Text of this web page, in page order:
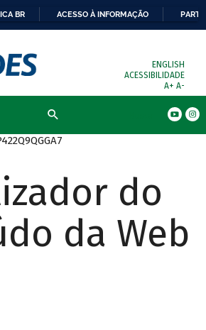
BR ACESSO À INFORMAÇÃO
ENGLISH
ACESSIBILIDADE
A+ A-
do
da Web